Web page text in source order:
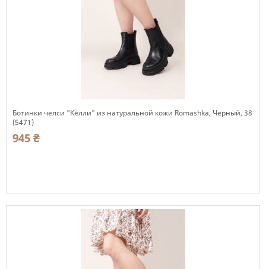
Ботинки челси "Келли" из натуральной кожи Romashka, Черный, 38
(5471)
945 ₴